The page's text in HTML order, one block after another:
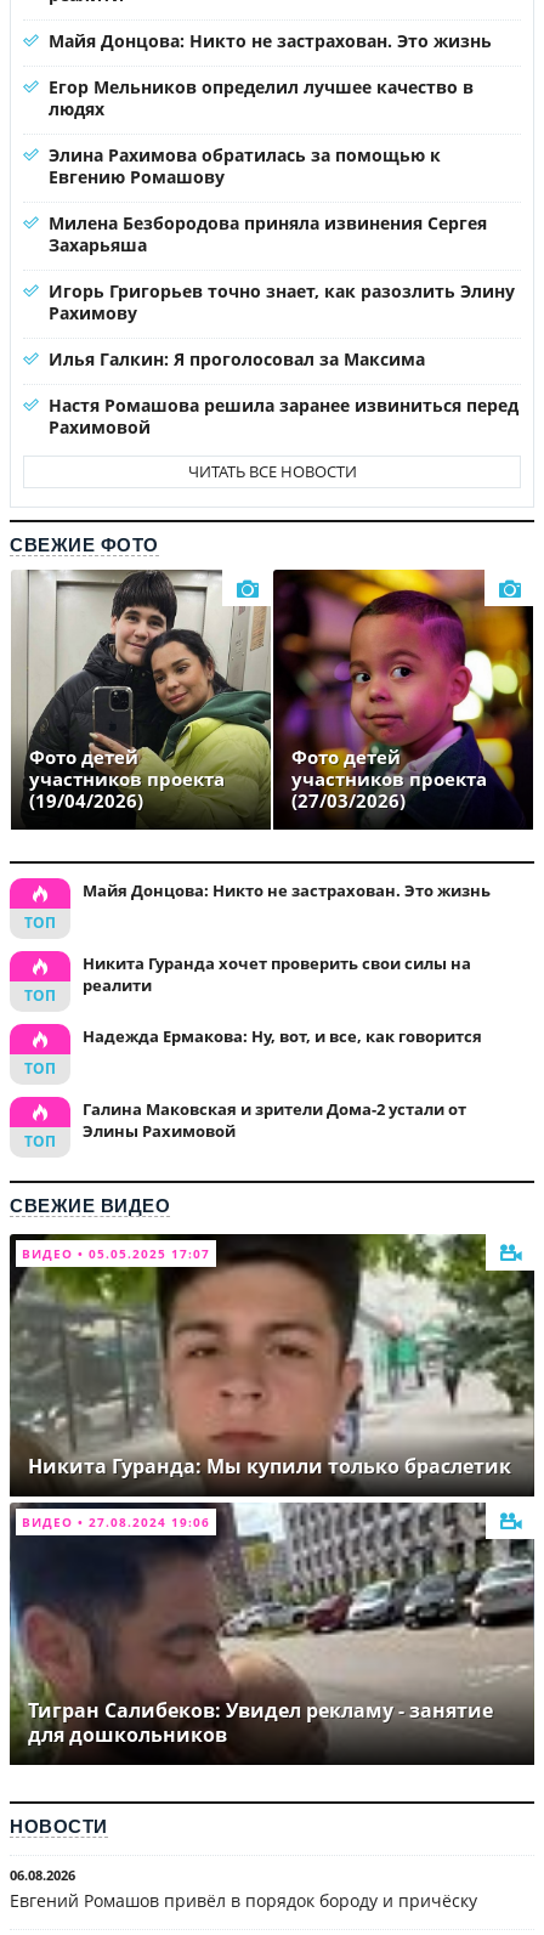
Майя Донцова: Никто не застрахован. Это жизнь
Егор Мельников определил лучшее качество в
людях
Элина Рахимова обратилась за помощью к
Евгению Ромашову
Милена Безбородова приняла извинения Сергея
Захарьяша
Игорь Григорьев точно знает, как разозлить Элину
Рахимову
Илья Галкин: Я проголосовал за Максима
Настя Ромашова решила заранее извиниться перед
Рахимовой
ЧИТАТЬ ВСЕ НОВОСТИ
СВЕЖИЕ ФОТО
Фото детей
участников проекта
(19/04/2026)
Фото детей
участников проекта
(27/03/2026)
Майя Донцова: Никто не застрахован. Это жизнь
Никита Гуранда хочет проверить свои силы на
реалити
Надежда Ермакова: Ну, вот, и все, как говорится
Галина Маковская и зрители Дома-2 устали от
Элины Рахимовой
СВЕЖИЕ ВИДЕО
ВИДЕО • 05.05.2025 17:07
Никита Гуранда: Мы купили только браслетик
ВИДЕО • 27.08.2024 19:06
Тигран Салибеков: Увидел рекламу - занятие
для дошкольников
НОВОСТИ
06.08.2026
Евгений Ромашов привёл в порядок бороду и причёску